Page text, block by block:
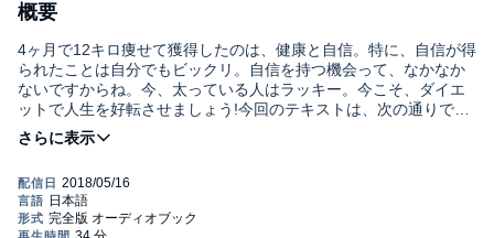
概要
4ヶ月で12キロ痩せて獲得したのは、健康と自信。特に、自信が得
られたことは自分でもビックリ。自信を持つ機会って、なかなか
ないですからね。今、太っている人はラッキー。今こそ、ダイエ
ットで人生を好転させましょう!今回のテキストは、次の通りで
す。『いつまでもデブと思うなよ』(岡田斗司夫/新潮新書)『1日3
分 腸もみ健康法』(砂沢ヤス枝/講談社プラスアルファ新書)『「朝
も。』(鳥居志帆/サンクチュアリ出版)『シマウマ式。ダイエット
生活。』(北條智則、東園子/中経出版) 1000人にインタビュー、2
万冊を読破。離婚、被告、倒産、落選、詐欺、借金――失敗・苦